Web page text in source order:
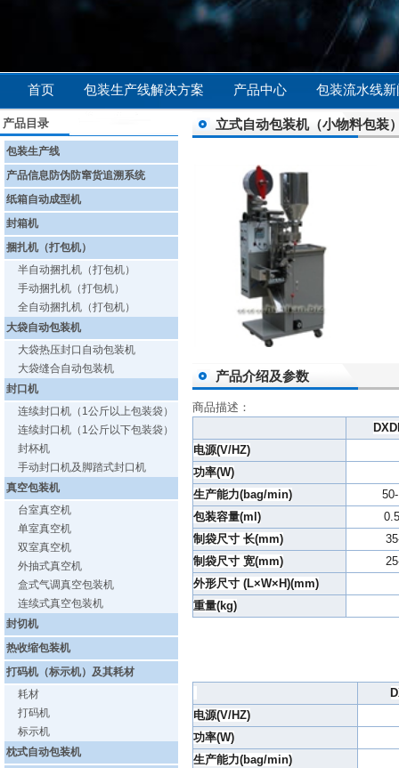
首页 包装生产线解决方案 产品中心 包装流水线
产品目录
包装生产线
产品信息防伪防窜货追溯系统
纸箱自动成型机
封箱机
捆扎机（打包机）
半自动捆扎机（打包机）
手动捆扎机（打包机）
全自动捆扎机（打包机）
大袋自动包装机
大袋热压封口自动包装机
大袋缝合自动包装机
封口机
连续封口机（1公斤以上包装袋）
连续封口机（1公斤以下包装袋）
封杯机
手动封口机及脚踏式封口机
真空包装机
台室真空机
单室真空机
双室真空机
外抽式真空机
盒式气调真空包装机
连续式真空包装机
封切机
热收缩包装机
打码机（标示机）及其耗材
耗材
打码机
标示机
枕式自动包装机
立式自动包装机（小物料包装
产品介绍及参数
商品描述：
电源(V/HZ)
功率(W)
生产能力(bag/min)
包装容量(ml)
制袋尺寸 长(mm)
制袋尺寸 宽(mm)
外形尺寸 (L×W×H)(mm)
重量(kg)
电源(V/HZ)
功率(W)
生产能力(bag/min)